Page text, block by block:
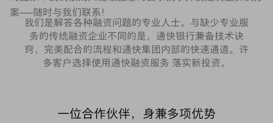
案——随时与我们联系！
我们是解答各种融资问题的专业人士。与缺少专业服
务的传统融资企业不同的是，通快银行兼备技术诀
窍、完美配合的流程和通快集团内部的快速通道。许
多客户选择使用通快融资服务 落实新投资。
一位合作伙伴，身兼多项优势